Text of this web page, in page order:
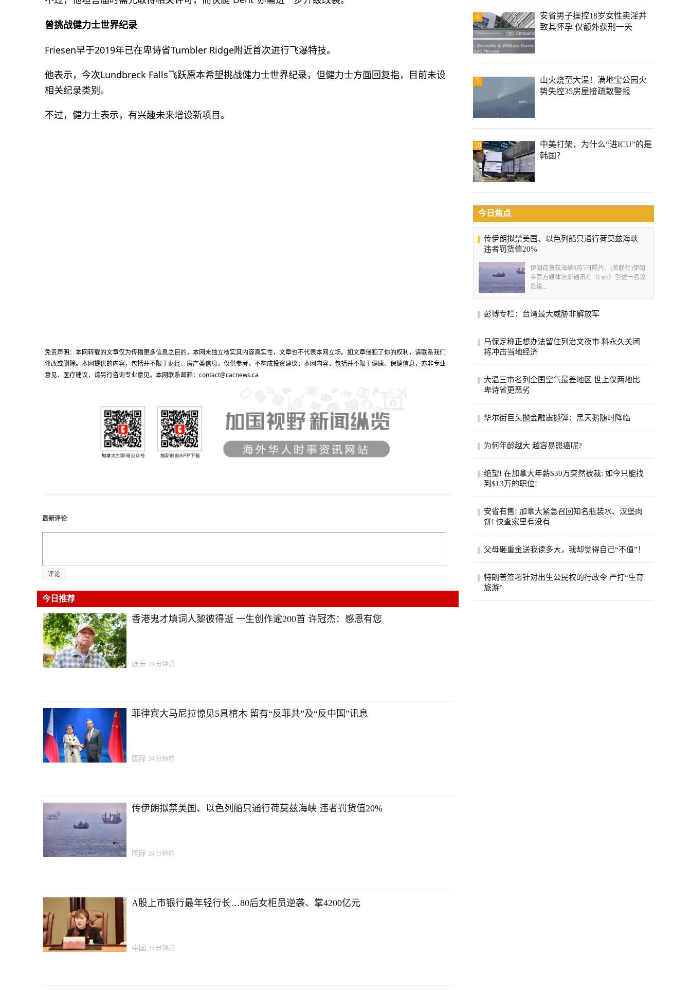
曾挑战健力士世界纪录
Friesen早于2019年已在卑诗省Tumbler Ridge附近首次进行飞瀑特技。
他表示，今次Lundbreck Falls飞跃原本希望挑战健力士世界纪录，但健力士方面回复指，目前未设
相关纪录类别。
不过，健力士表示，有兴趣未来增设新项目。
免责声明：本网转载的文章仅为传播更多信息之目的，本网未独立核实其内容真实性，文章也不代表本网立场。如文章侵犯了你的权利，请联系我们
修改或删除。本网提供的内容，包括并不限于财经、房产类信息，仅供参考，不构成投资建议；本网内容，包括并不限于健康、保健信息，亦非专业
意见、医疗建议，请另行咨询专业意见。本网联系邮箱：contact@cacnews.ca
最新评论
评论
今日推荐
香港鬼才填词人黎彼得逝 一生创作逾200首 许冠杰：感恩有您
娱乐 23 分钟前
菲律宾大马尼拉惊见5具棺木 留有“反菲共”及“反中国”讯息
国际 24 分钟前
传伊朗拟禁美国、以色列船只通行荷莫兹海峡 违者罚货值20%
国际 24 分钟前
A股上市银行最年轻行长…80后女柜员逆袭、掌4200亿元
中国 25 分钟前
8
安省男子操控18岁女性卖淫并
致其怀孕 仅额外获刑一天
9
山火烧至大温！满地宝公园火
势失控35房屋接疏散警报
10
中美打架，为什么“进ICU”的是
韩国？
今日焦点
传伊朗拟禁美国、以色列船只通行荷莫兹海峡
违者罚货值20%
伊朗荷莫兹海峡8月5日照片。(美联社)伊朗
半官方媒体法斯通讯社（Fars）引述一名议
员说...
彭博专栏：台湾最大威胁非解放军
台湾民众更该担心中共的认知作战。（美联
社）...
马保定称正想办法留住列治文夜市 料永久关闭
将冲击当地经济
脚点？列治文市官员们希望如此，他们担心
大温三市名列全国空气最差地区 世上仅两地比
卑诗省更恶劣
空气质素最恶劣地区之列。目前世上只有巴
华尔街巨头抛金融震撼弹：黑天鹅随时降临
开始拉响警报。摩根大通执行长戴蒙
为何年龄越大 越容易患癌呢?
友似乎变多了。五十岁的老张就是如此，原
本以...
绝望! 在加拿大年薪$30万突然被裁: 如今只能找
到$13万的职位!
（r/CanadaJobs）上，一篇关于薪资断崖式
下跌的帖子引...
安省有售! 加拿大紧急召回知名瓶装水、汉堡肉
饼! 快查家里有没有
两则食品召回通知，涉及知名品牌瓶装水和
父母砸重金送我读多大，我却觉得自己“不值”！
越觉得，自己根本不值得。”一名多伦多大
特朗普签署针对出生公民权的行政令 严打“生育
旅游”